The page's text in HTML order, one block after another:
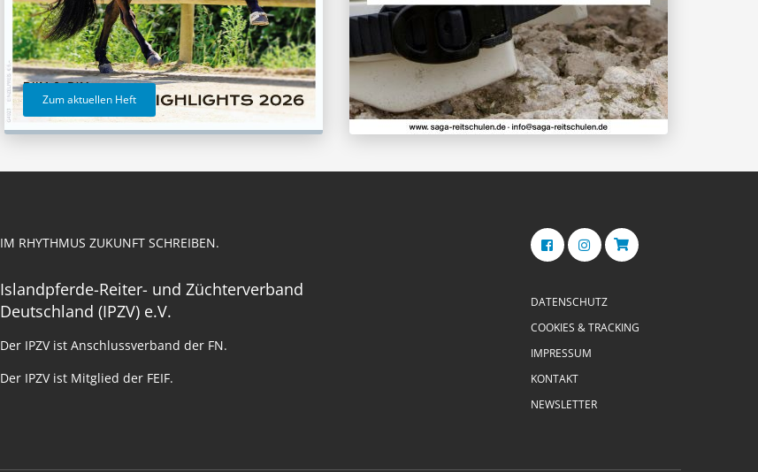
Zum aktuellen Heft
IM RHYTHMUS ZUKUNFT SCHREIBEN.
Islandpferde-Reiter- und Züchterverband
Deutschland (IPZV) e.V.
Der IPZV ist Anschlussverband der FN.
Der IPZV ist Mitglied der FEIF.
DATENSCHUTZ
COOKIES & TRACKING
IMPRESSUM
KONTAKT
NEWSLETTER